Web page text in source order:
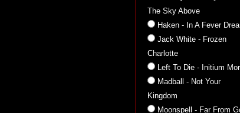
The Sky Above
Haken - In A Fever
Jack White - Frozen
Charlotte
Left To Die - Initium
Madball - Not Your
Kingdom
Moonspell - Far From